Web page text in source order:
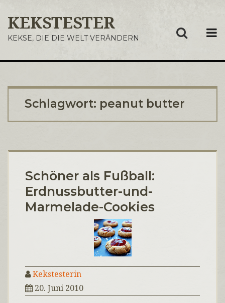
KEKSTESTER
KEKSE, DIE DIE WELT VERÄNDERN
Schlagwort: peanut butter
Schöner als Fußball:
Erdnussbutter-und-
Marmelade-Cookies
Kekstesterin
20. Juni 2010